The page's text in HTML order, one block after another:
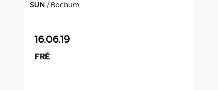
SUN Bochum
16.06.19
FRÉ